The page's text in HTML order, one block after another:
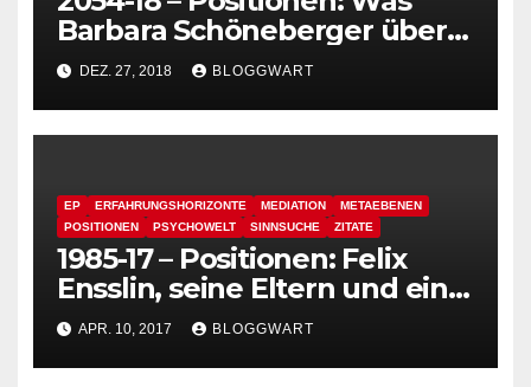
Barbara Schöneberger über
Berlin denkt. – Restaurant in
Piece, Berlin #BeBerlin
DEZ. 27, 2018 BLOGGWART
EP ERFAHRUNGSHORIZONTE MEDIATION
METAEBENEN
POSITIONEN
PSYCHOWELT SINNSUCHE ZITATE
1985-17 – Positionen: Felix
Ensslin, seine Eltern und eine
dankbare Haltung für
Herkunftstiftung. #Zitate
APR. 10, 2017 BLOGGWART